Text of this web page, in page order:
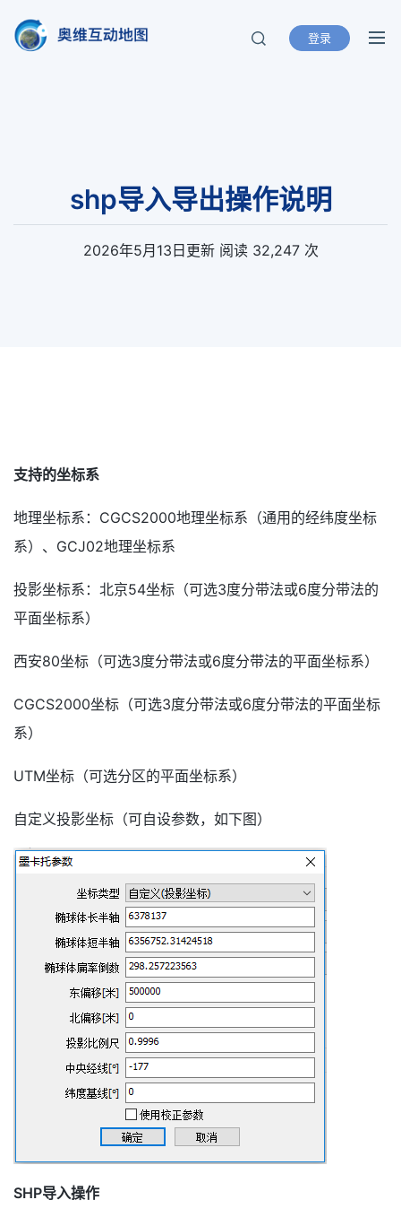
奥维互动地图
北京元生华网软件有限公司 400-893-
登录
shp导入导出操作说明
2026年5月13日 更新 阅读 32,247 次
支持的坐标系
地理坐标系：CGCS2000地理坐标系（通用的经纬度坐标
系）、GCJ02地理坐标系
投影坐标系：北京54坐标（可选3度分带法或6度分带法的
平面坐标系）
西安80坐标（可选3度分带法或6度分带法的平面坐标系）
CGCS2000坐标（可选3度分带法或6度分带法的平面坐标
系）
UTM坐标（可选分区的平面坐标系）
自定义投影坐标（可自设参数，如下图）
SHP导入操作